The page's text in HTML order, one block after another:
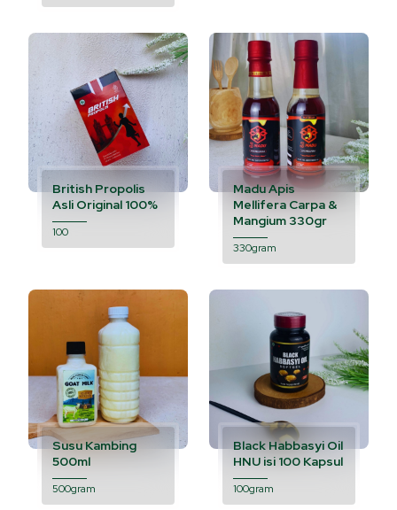
British Propolis
Asli Original 100%
100
Madu Apis
Mellifera Carpa &
Mangium 330gr
330gram
Susu Kambing
500ml
500gram
Black Habbasyi Oil
HNU isi 100 Kapsul
100gram